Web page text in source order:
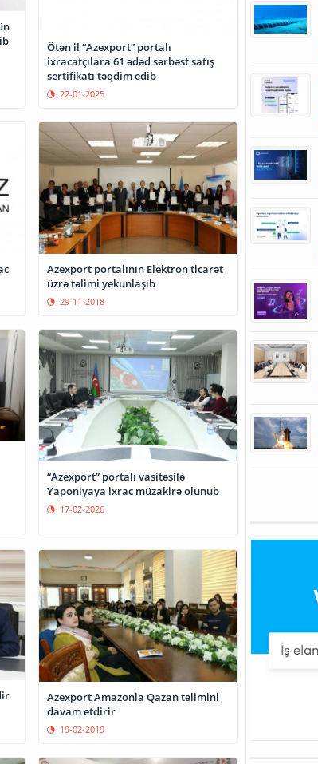
Ötən il “Azexport” portalı
ixracatçılara 61 ədəd sərbəst satış
sertifikatı təqdim edib
22-01-2025
Azexport portalının Elektron ticarət
üzrə təlimi yekunlaşıb
29-11-2018
“Azexport” portalı vasitəsilə
Yaponiyaya ixrac müzakirə olunub
17-02-2026
Azexport Amazonla Qazan təlimini
davam etdirir
19-02-2019